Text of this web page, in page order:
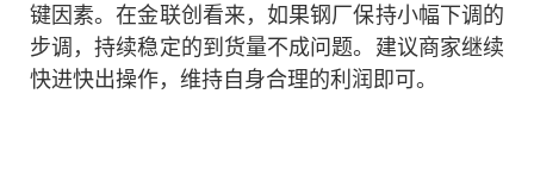
键因素。在金联创看来，如果钢厂保持小幅下调的
步调，持续稳定的到货量不成问题。建议商家继续
快进快出操作，维持自身合理的利润即可。